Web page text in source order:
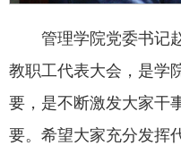
管理学院党委书记
教职工代表大会，是学
要，是不断激发大家干
要。希望大家充分发挥